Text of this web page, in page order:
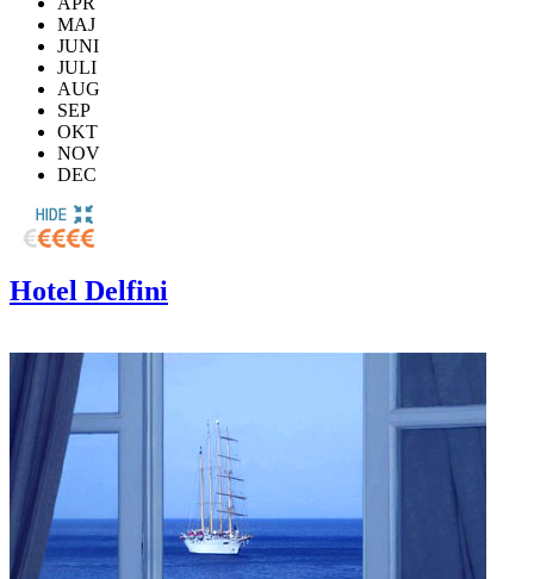
MAJ
JUNI
JULI
AUG
SEP
OKT
NOV
DEC
Hotel Delfini